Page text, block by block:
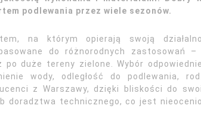
podlewania przez wiele sezonów.
na którym opierają swoją
do różnorodnych zastosowań –
duże tereny zielone. Wybór
wody, odległość do podlewania,
z Warszawy, dzięki bliskości do
doradztwa technicznego, co jest